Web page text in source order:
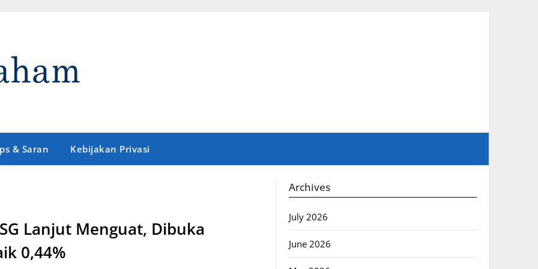
& Saran Kebijakan Privasi
Lanjut Menguat, Dibuka
0,44%
Archives
July 2026
June 2026